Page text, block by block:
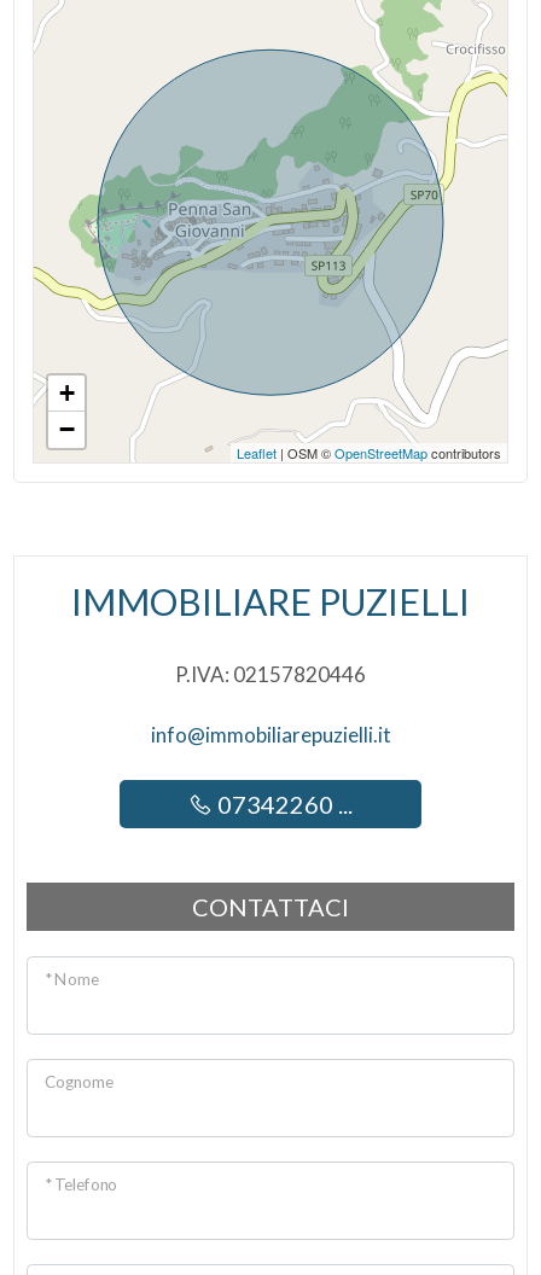
+
−
Leaflet| OSM ©OpenStreetMapcontributors
IMMOBILIARE PUZIELLI
P.IVA: 02157820446
info@immobiliarepuzielli.it
07342260 ...
CONTATTACI
* Nome
Cognome
* Telefono